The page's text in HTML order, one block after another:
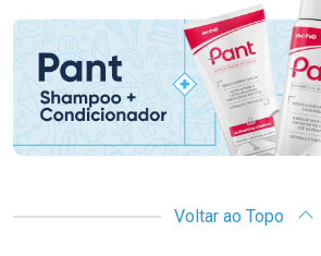
Voltar ao Topo